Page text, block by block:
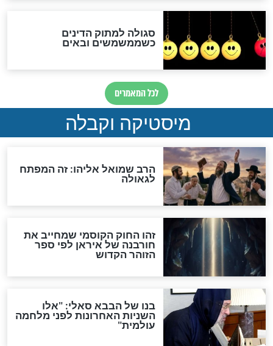
לכל המאמרים
אחרית הימים
האם אפשר לחשב את הקץ?
מה יהיה בימות המשיח?
"לפני הגאולה תהיה אפיקורסות
והכחשה גדולה מאוד של
האמונה"